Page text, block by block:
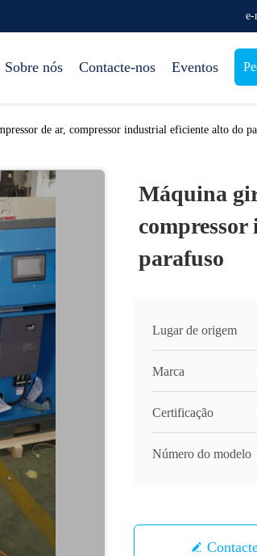
e-
Sobre nós Contacte-nos Eventos
de ar, compressor industrial eficiente alto do
Máquina
parafuso
Lugar de origem
Marca
Certificação
Número do modelo